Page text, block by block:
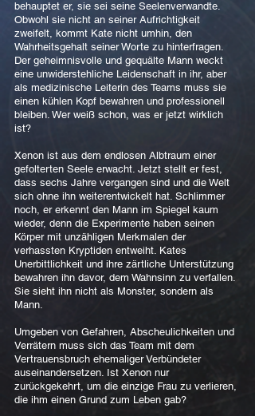
behauptet er, sie sei seine Seelenverwandte.
Obwohl sie nicht an seiner Aufrichtigkeit
zweifelt, kommt Kate nicht umhin, den
Wahrheitsgehalt seiner Worte zu hinterfragen.
Der geheimnisvolle und gequälte Mann weckt
eine unwiderstehliche Leidenschaft in ihr, aber
als medizinische Leiterin des Teams muss sie
einen kühlen Kopf bewahren und professionell
bleiben. Wer weiß schon, was er jetzt wirklich
ist?
Xenon ist aus dem endlosen Albtraum einer
gefolterten Seele erwacht. Jetzt stellt er fest,
dass sechs Jahre vergangen sind und die Welt
sich ohne ihn weiterentwickelt hat. Schlimmer
noch, er erkennt den Mann im Spiegel kaum
wieder, denn die Experimente haben seinen
Körper mit unzähligen Merkmalen der
verhassten Kryptiden entweiht. Kates
Unerbittlichkeit und ihre zärtliche Unterstützung
bewahren ihn davor, dem Wahnsinn zu verfallen.
Sie sieht ihn nicht als Monster, sondern als
Mann.
Umgeben von Gefahren, Abscheulichkeiten und
Verrätern muss sich das Team mit dem
Vertrauensbruch ehemaliger Verbündeter
auseinandersetzen. Ist Xenon nur
zurückgekehrt, um die einzige Frau zu verlieren,
die ihm einen Grund zum Leben gab?